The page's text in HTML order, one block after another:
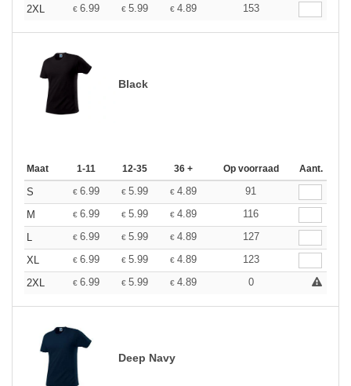
2XL € 6.99 € 5.99 € 4.89 153
Black
Maat 1-11 12-35 36 + Op voorraad Aant.
S € 6.99 € 5.99 € 4.89
91
M
€ 6.99 € 5.99 € 4.89
116
L
€ 6.99 € 5.99 € 4.89
127
XL
€ 6.99 € 5.99 € 4.89
123
2XL
€ 6.99 € 5.99 € 4.89 0
Deep Navy